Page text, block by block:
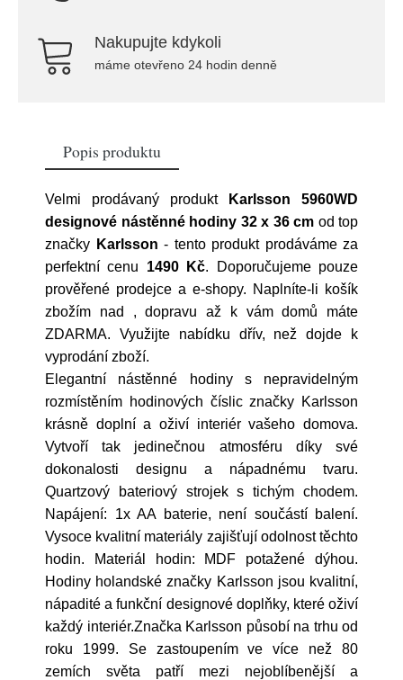
Nakupujte kdykoli
máme otevřeno 24 hodin denně
Popis produktu
Velmi prodávaný produkt
Karlsson 5960WD
designové nástěnné hodiny 32 x 36 cm od top
značky Karlsson - tento produkt prodáváme za
perfektní cenu 1490 Kč. Doporučujeme pouze
prověřené prodejce a e-shopy. Naplníte-li košík
zbožím nad , dopravu až k vám domů máte
ZDARMA. Využijte nabídku dřív, než dojde k
vyprodání zboží.
Elegantní nástěnné hodiny s nepravidelným
rozmístěním hodinových číslic značky Karlsson
krásně doplní a oživí interiér vašeho domova.
Vytvoří tak jedinečnou atmosféru díky své
dokonalosti designu a nápadnému tvaru.
Quartzový bateriový strojek s tichým chodem.
Napájení: 1x AA baterie, není součástí balení.
Vysoce kvalitní materiály zajišťují odolnost těchto
hodin. Materiál hodin: MDF potažené dýhou.
Hodiny holandské značky Karlsson jsou kvalitní,
nápadité a funkční designové doplňky, které oživí
každý interiér.Značka Karlsson působí na trhu od
roku 1999. Se zastoupením ve více než 80
zemích světa patří mezi nejoblíbenější a